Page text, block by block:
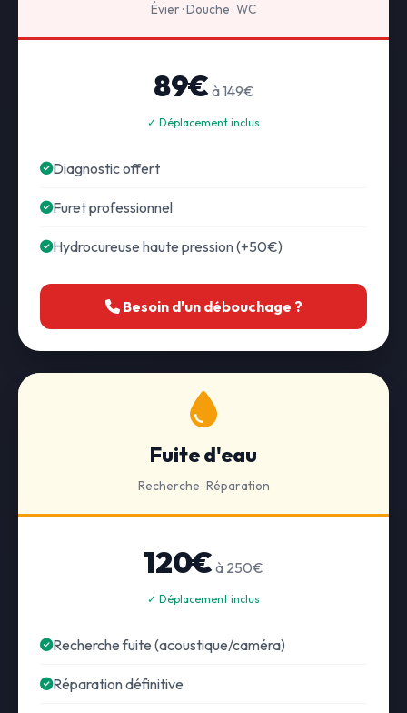
Évier · Douche · WC
89€ à 149€
✓ Déplacement inclus
Diagnostic offert
Furet professionnel
Hydrocureuse haute pression (+50€)
Besoin d'un débouchage ?
Fuite d'eau
Recherche · Réparation
120€ à 250€
✓ Déplacement inclus
Recherche fuite (acoustique/caméra)
Réparation définitive